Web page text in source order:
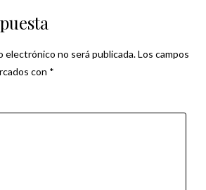
electrónico no será publicada.Los campos
con *